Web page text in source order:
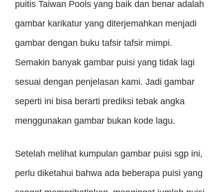
puitis Taiwan Pools yang baik dan benar adalah
gambar karikatur yang diterjemahkan menjadi
gambar dengan buku tafsir tafsir mimpi.
Semakin banyak gambar puisi yang tidak lagi
sesuai dengan penjelasan kami. Jadi gambar
seperti ini bisa berarti prediksi tebak angka
menggunakan gambar bukan kode lagu.
Setelah melihat kumpulan gambar puisi sgp ini,
perlu diketahui bahwa ada beberapa puisi yang